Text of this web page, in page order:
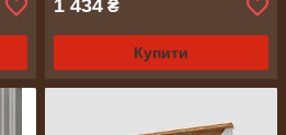
1 434 ₴
Купити